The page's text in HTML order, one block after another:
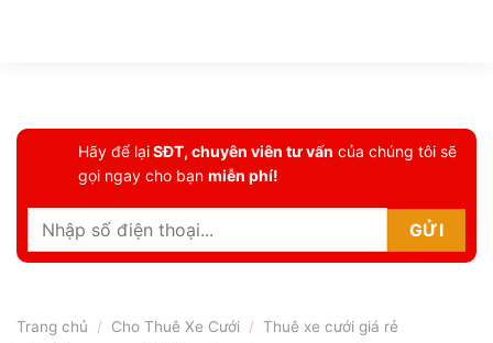
Hãy để lạiSĐT, chuyên viên tư vấn của chúng tôi sẽ
gọi ngay cho bạn miễn phí!
Trang chủ / Cho Thuê Xe Cưới / Thuê xe cưới giá rẻ